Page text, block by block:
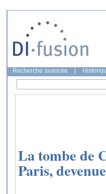
Recherche avancée
La tombe de
Paris,